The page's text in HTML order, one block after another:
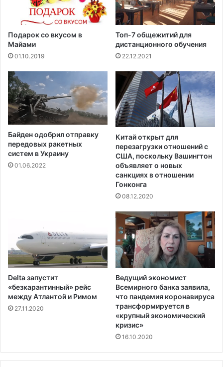
Б
р
а
н
а
Подарок со вкусом в
Майами
01.10.2019
Топ-7 общежитий для
дистанционного обучения
22.12.2021
Байден одобрил отправку
передовых ракетных
систем в Украину
01.06.2022
Китай открыт для
перезагрузки отношений с
США, поскольку Вашингтон
объявляет о новых
санкциях в отношении
Гонконга
08.12.2020
Delta запустит
«безкарантинный» рейс
между Атлантой и Римом
27.11.2020
Ведущий экономист
Всемирного банка заявила,
что пандемия коронавируса
трансформируется в
«крупный экономический
кризис»
16.10.2020